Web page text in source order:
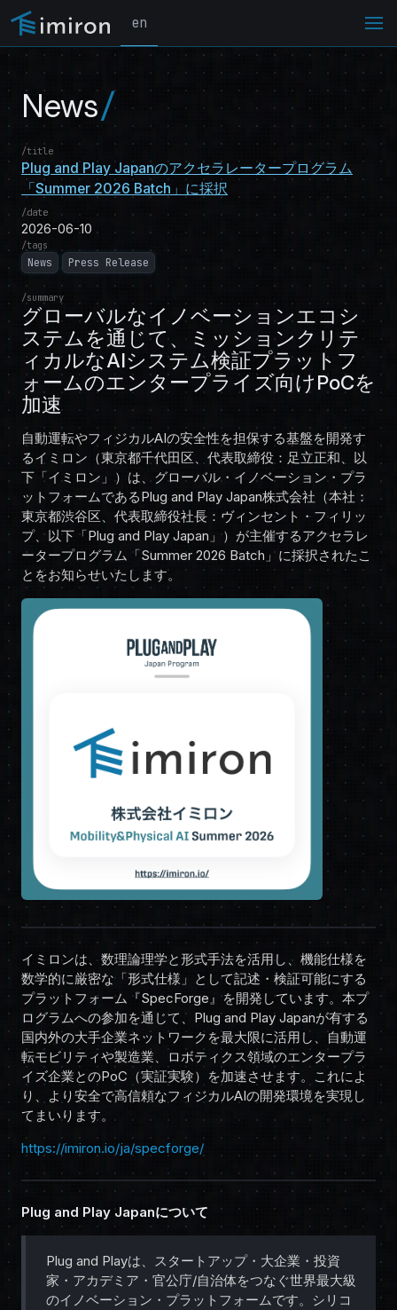
en
News
title
Plug and Play Japanのアクセラレータープログラム
「Summer 2026 Batch」に採択
date
2026-06-10
tags
News Press Release
summary
グローバルなイノベーションエコシ
ステムを通じて、ミッションクリテ
ィカルなAIシステム検証プラットフ
ォームのエンタープライズ向けPoCを
加速
自動運転やフィジカルAIの安全性を担保する基盤を開発す
るイミロン（東京都千代田区、代表取締役：足立正和、以
下「イミロン」）は、グローバル・イノベーション・プラ
ットフォームであるPlug and Play Japan株式会社（本社：
東京都渋谷区、代表取締役社長：ヴィンセント・フィリッ
プ、以下「Plug and Play Japan」）が主催するアクセラレ
ータープログラム「Summer 2026 Batch」に採択されたこ
とをお知らせいたします。
イミロンは、数理論理学と形式手法を活用し、機能仕様を
数学的に厳密な「形式仕様」として記述・検証可能にする
プラットフォーム『SpecForge』を開発しています。本プ
ログラムへの参加を通じて、Plug and Play Japanが有する
国内外の大手企業ネットワークを最大限に活用し、自動運
転モビリティや製造業、ロボティクス領域のエンタープラ
イズ企業とのPoC（実証実験）を加速させます。これによ
り、より安全で高信頼なフィジカルAIの開発環境を実現し
てまいります。
https://imiron.io/ja/specforge/
Plug and Play Japanについて
Plug and Playは、スタートアップ・大企業・投資
家・アカデミア・官公庁/自治体をつなぐ世界最大級
のイノベーション・プラットフォームです。シリコ